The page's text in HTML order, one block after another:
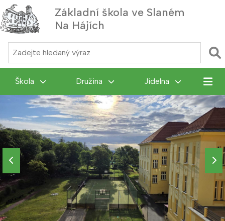
Základní škola ve Slaném
Na Hájích
Škola Družina Jídelna